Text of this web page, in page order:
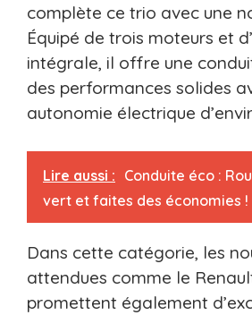
complète ce trio avec une
Équipé de trois moteurs et
intégrale, il offre une
des performances solides
autonomie électrique
Lire aussi : Conduite éco :
vert et faites des économies !
Dans cette catégorie, les
attendues comme le
promettent également